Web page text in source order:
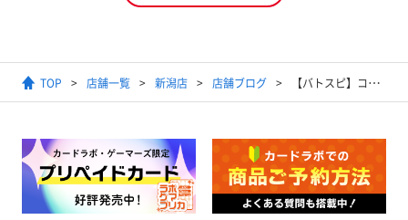
TOP 店舗一覧 新潟店 店舗ブログ 【バトスピ】コラボ系を買取強化してます！